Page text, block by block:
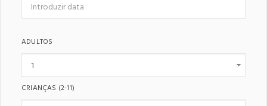
ADULTOS
CRIANÇAS (2-11)